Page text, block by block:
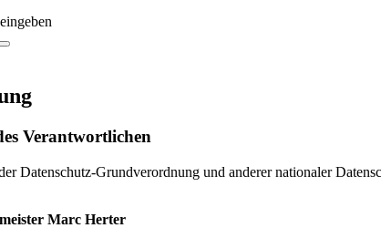
Verantwortlichen
Datenschutz-Grundverordnung und anderer nationaler
Marc Herter